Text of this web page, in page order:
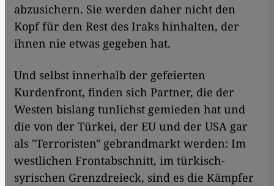
abzusichern. Sie werden daher nicht den
Kopf für den Rest des Iraks hinhalten, der
ihnen nie etwas gegeben hat.
Und selbst innerhalb der gefeierten
Kurdenfront, finden sich Partner, die der
Westen bislang tunlichst gemieden hat und
die von der Türkei, der EU und der USA gar
als "Terroristen" gebrandmarkt werden: Im
westlichen Frontabschnitt, im türkisch-
syrischen Grenzdreieck, sind es die Kämpfer